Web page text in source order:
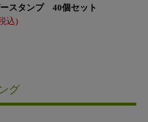
スタンプ 40個セット
グ